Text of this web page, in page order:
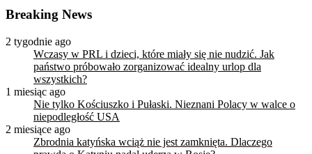
Breaking News
2 tygodnie ago
Wczasy w PRL i dzieci, które miały się nie nudzić. Jak
państwo próbowało zorganizować idealny urlop dla
wszystkich?
1 miesiąc ago
Nie tylko Kościuszko i Pułaski. Nieznani Polacy w walce o
niepodległość USA
2 miesiące ago
Zbrodnia katyńska wciąż nie jest zamknięta. Dlaczego